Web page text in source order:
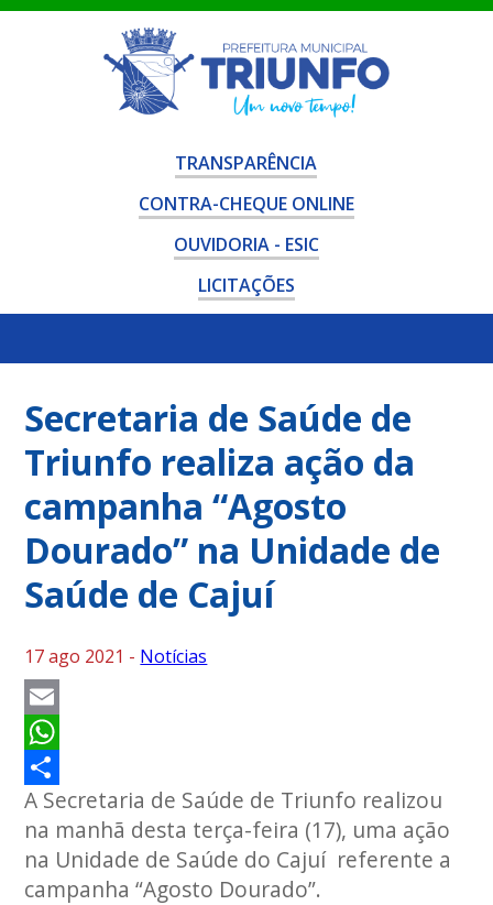
TRANSPARÊNCIA
CONTRA-CHEQUE ONLINE
OUVIDORIA - ESIC
LICITAÇÕES
Secretaria de Saúde de
Triunfo realiza ação da
campanha “Agosto
Dourado” na Unidade de
Saúde de Cajuí
17 ago 2021 - Notícias
Email
WhatsApp
Share
A Secretaria de Saúde de Triunfo realizou
na manhã desta terça-feira (17), uma ação
na Unidade de Saúde do Cajuí referente a
campanha “Agosto Dourado”.